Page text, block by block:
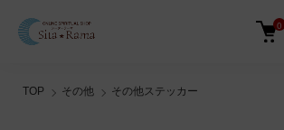
0
TOP その他 その他ステッカー